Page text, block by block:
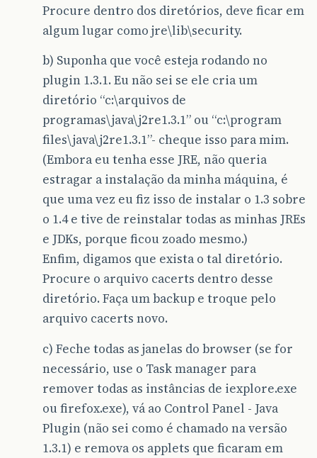
Procure dentro dos diretórios, deve ficar em
algum lugar como jre\lib\security.
b) Suponha que você esteja rodando no
plugin 1.3.1. Eu não sei se ele cria um
diretório “c:\arquivos de
programas\java\j2re1.3.1” ou “c:\program
files\java\j2re1.3.1”- cheque isso para mim.
(Embora eu tenha esse JRE, não queria
estragar a instalação da minha máquina, é
que uma vez eu fiz isso de instalar o 1.3 sobre
o 1.4 e tive de reinstalar todas as minhas JREs
e JDKs, porque ficou zoado mesmo.)
Enfim, digamos que exista o tal diretório.
Procure o arquivo cacerts dentro desse
diretório. Faça um backup e troque pelo
arquivo cacerts novo.
c) Feche todas as janelas do browser (se for
necessário, use o Task manager para
remover todas as instâncias de iexplore.exe
ou firefox.exe), vá ao Control Panel - Java
Plugin (não sei como é chamado na versão
1.3.1) e remova os applets que ficaram em